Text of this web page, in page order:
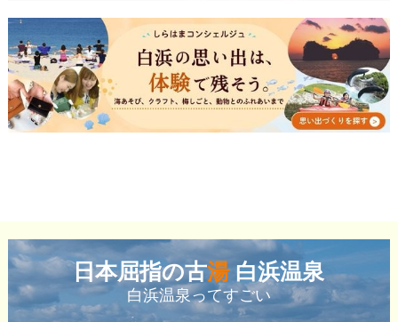
日本屈指の古湯白浜温泉
白浜温泉ってすごい